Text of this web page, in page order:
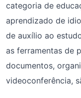
categoria de
aprendizado de
de auxílio ao
as ferramentas de
documentos,
videoconferência,